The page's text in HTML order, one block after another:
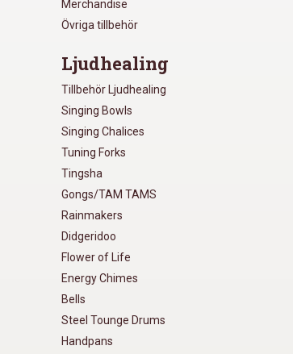
Merchandise
Övriga tillbehör
Ljudhealing
Tillbehör Ljudhealing
Singing Bowls
Singing Chalices
Tuning Forks
Tingsha
Gongs/TAM TAMS
Rainmakers
Didgeridoo
Flower of Life
Energy Chimes
Bells
Steel Tounge Drums
Handpans